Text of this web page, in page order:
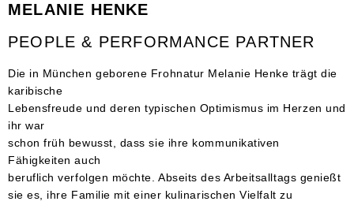
MELANIE HENKE
PEOPLE & PERFORMANCE PARTNER
Die in München geborene Frohnatur Melanie Henke trägt die
karibische
Lebensfreude und deren typischen Optimismus im Herzen und
ihr war
schon früh bewusst, dass sie ihre kommunikativen
Fähigkeiten auch
beruflich verfolgen möchte. Abseits des Arbeitsalltags genießt
sie es, ihre Familie mit einer kulinarischen Vielfalt zu